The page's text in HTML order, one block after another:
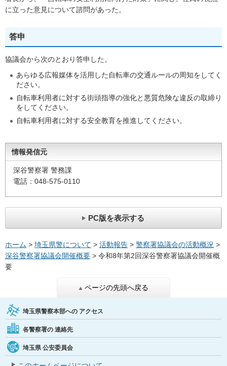
に立った意見について諮問があった。
答申
協議会から次のとおり答申した。
あらゆる広報媒体を活用した自転車の交通ルールの周知をしてく
ださい。
自転車利用者に対する街頭指導の強化と悪質危険な違反の取締り
をしてください。
自転車利用者に対する安全教育を推進してください。
情報発信元
深谷警察署 警務課
電話：048-575-0110
PC版を表示する
ホーム > 埼玉県警について > 活動報告 > 警察署協議会の活動概況 >
深谷警察署協議会開催概要 > 令和8年第2回深谷警察署協議会開催概
要
ページの先頭へ戻る
埼玉県警察本部への アクセス
各警察署の 連絡先
埼玉県 公安委員会